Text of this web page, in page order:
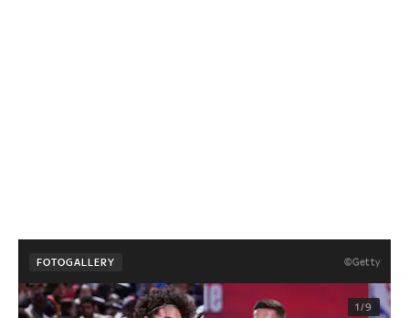
FOTOGALLERY ©Getty
1/9